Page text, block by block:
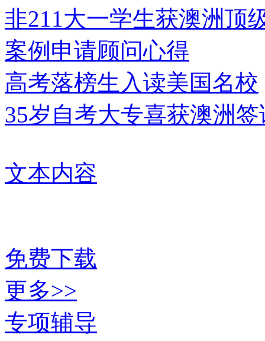
非211大一学生获澳洲顶
案例申请顾问心得
高考落榜生入读美国名校
35岁自考大专喜获澳洲
文本内容
免费下载
更多>>
专项辅导